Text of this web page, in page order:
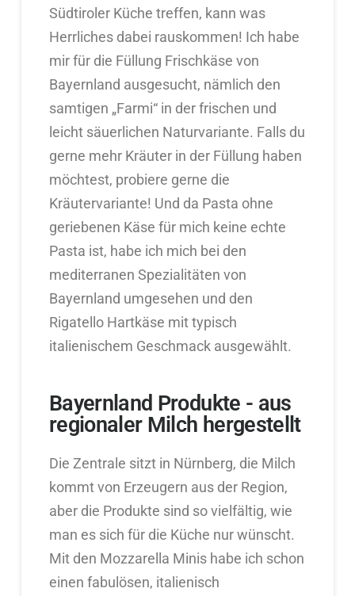
Südtiroler Küche treffen, kann was
Herrliches dabei rauskommen! Ich habe
mir für die Füllung Frischkäse von
Bayernland ausgesucht, nämlich den
samtigen „Farmi“ in der frischen und
leicht säuerlichen Naturvariante. Falls du
gerne mehr Kräuter in der Füllung haben
möchtest, probiere gerne die
Kräutervariante! Und da Pasta ohne
geriebenen Käse für mich keine echte
Pasta ist, habe ich mich bei den
mediterranen Spezialitäten von
Bayernland umgesehen und den
Rigatello Hartkäse mit typisch
italienischem Geschmack ausgewählt.
Bayernland Produkte - aus
regionaler Milch hergestellt
Die Zentrale sitzt in Nürnberg, die Milch
kommt von Erzeugern aus der Region,
aber die Produkte sind so vielfältig, wie
man es sich für die Küche nur wünscht.
Mit den Mozzarella Minis habe ich schon
einen fabulösen, italienisch